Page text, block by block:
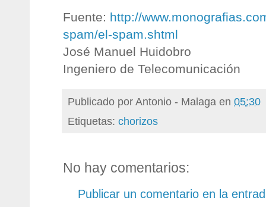
Fuente: http://
spam/el-spam.shtml
José Manuel Huidobro
Ingeniero de Telecomunicación
Publicado porAntonio - Malaga en 05:30
Etiquetas: chorizos
No hay comentarios:
Publicar un comentario en la